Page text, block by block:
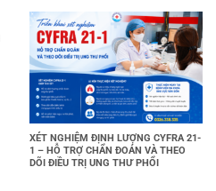
XÉT NGHIỆM ĐỊNH LƯỢNG CYFRA 21-
1 – HỖ TRỢ CHẨN ĐOÁN VÀ THEO
DÕI ĐIỀU TRỊ UNG THƯ PHỔI